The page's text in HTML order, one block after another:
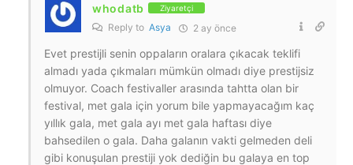
whodatb Ziyaretçi
Reply to Asya 2 ay önce
Evet prestijli senin oppaların oralara çıkacak teklifi
almadı yada çıkmaları mümkün olmadı diye prestijsiz
olmuyor. Coach festivaller arasında tahtta olan bir
festival, met gala için yorum bile yapmayacağım kaç
yıllık gala, met gala ayı met gala haftası diye
bahsedilen o gala. Daha galanın vakti gelmeden deli
gibi konuşulan prestiji yok dediğin bu galaya en top